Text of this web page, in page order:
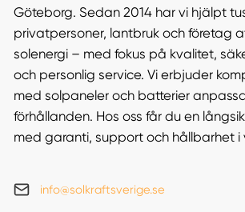
Göteborg. Sedan 2014 har vi hjälpt
privatpersoner, lantbruk och företag
solenergi – med fokus på kvalitet,
och personlig service. Vi erbjuder
med solpaneler och batterier
förhållanden. Hos oss får du en
med garanti, support och hållbarhet i
info@solkraftsverige.se